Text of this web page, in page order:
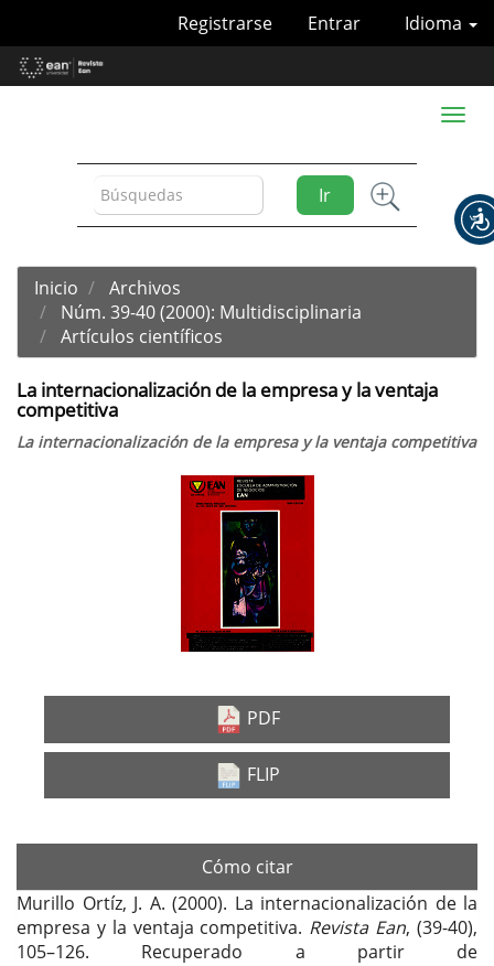
Contenido
principal
Idioma
Registrarse Entrar
Ir
Toggle
Inicio
Archivos
Núm. 39-40 (2000): Multidisciplinaria
Artículos científicos
La internacionalización de la empresa y la ventaja
competitiva
La internacionalización de la empresa y la ventaja competitiva
PDF
FLIP
Cómo citar
Murillo Ortíz, J. A. (2000). La internacionalización de la
empresa y la ventaja competitiva. Revista Ean, (39-40),
105–126. Recuperado a partir de